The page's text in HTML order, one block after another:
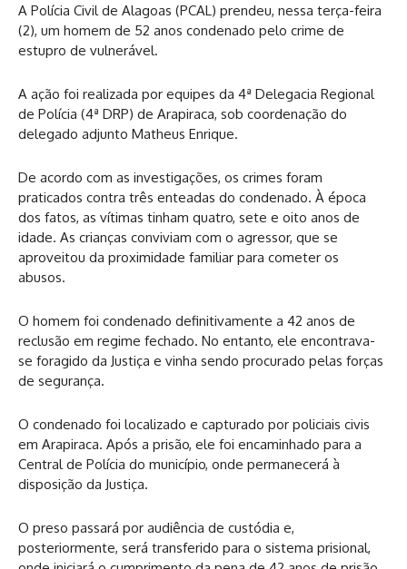
A Polícia Civil de Alagoas (PCAL) prendeu, nessa terça-feira
(2), um homem de 52 anos condenado pelo crime de
estupro de vulnerável.
A ação foi realizada por equipes da 4ª Delegacia Regional
de Polícia (4ª DRP) de Arapiraca, sob coordenação do
delegado adjunto Matheus Enrique.
De acordo com as investigações, os crimes foram
praticados contra três enteadas do condenado. À época
dos fatos, as vítimas tinham quatro, sete e oito anos de
idade. As crianças conviviam com o agressor, que se
aproveitou da proximidade familiar para cometer os
abusos.
O homem foi condenado definitivamente a 42 anos de
reclusão em regime fechado. No entanto, ele encontrava-
se foragido da Justiça e vinha sendo procurado pelas forças
de segurança.
O condenado foi localizado e capturado por policiais civis
em Arapiraca. Após a prisão, ele foi encaminhado para a
Central de Polícia do município, onde permanecerá à
disposição da Justiça.
O preso passará por audiência de custódia e,
posteriormente, será transferido para o sistema prisional,